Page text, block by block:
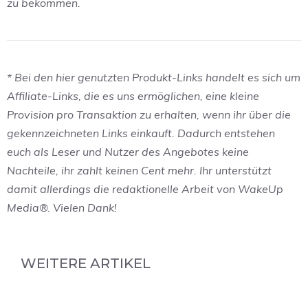
zu bekommen.
* Bei den hier genutzten Produkt-Links handelt es sich um
Affiliate-Links, die es uns ermöglichen, eine kleine
Provision pro Transaktion zu erhalten, wenn ihr über die
gekennzeichneten Links einkauft. Dadurch entstehen
euch als Leser und Nutzer des Angebotes keine
Nachteile, ihr zahlt keinen Cent mehr. Ihr unterstützt
damit allerdings die redaktionelle Arbeit von WakeUp
Media®. Vielen Dank!
WEITERE ARTIKEL